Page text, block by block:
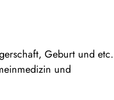
Geburt und etc.
und